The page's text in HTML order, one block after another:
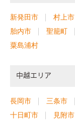
新発田市 村上市
胎内市
聖籠町
粟島浦村
中越エリア
長岡市 三条市
十日町市
見附市